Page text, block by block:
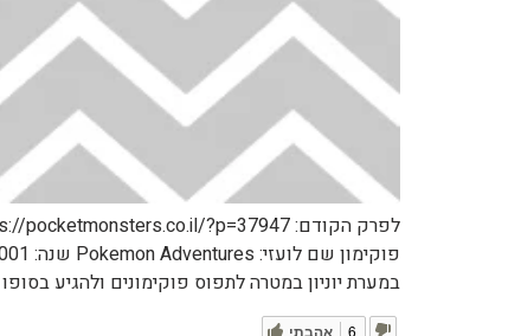
במערת יוניון במטרה לתפוס פוקימונים ולהגיע
אהבתי 6